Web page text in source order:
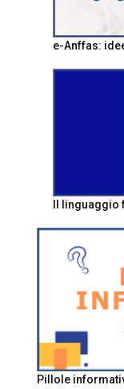
e-Anffas:
Il
Pillole